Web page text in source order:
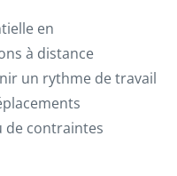
en
à distance
un rythme de travail
de contraintes